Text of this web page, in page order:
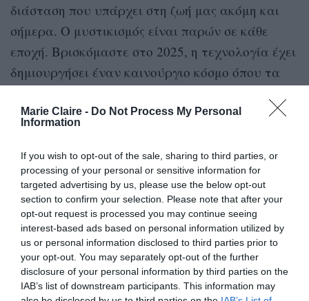
Marie Claire - Do Not Process My Personal
Information
If you wish to opt-out of the sale, sharing to third parties, or
processing of your personal or sensitive information for
targeted advertising by us, please use the below opt-out
section to confirm your selection. Please note that after your
opt-out request is processed you may continue seeing
interest-based ads based on personal information utilized by
us or personal information disclosed to third parties prior to
your opt-out. You may separately opt-out of the further
disclosure of your personal information by third parties on the
IAB’s list of downstream participants. This information may
διάσταση που υπάρχει στη ζωή μας ακόμη και
σήμερα. Ο μυστικισμός είναι παρών σε κάθε
εποχή. Βρισκόμαστε στο 2025, η τεχνολογία έχει
δημιουργήσει έναν καινούργιο κόσμο όπου τα
άνθρωποι εξακολουθούν να έχουν τις ίδιες
θρησκεία, η φιλοσοφία, η επιστήμη και η τέχνη
δεν έπαψαν να ασχολούνται με αυτά τα
θέματα.
Ο κεντρικός ήρωάς σου, ο Αντρέας, έρχεται
από το προηγούμενο βιβλίο σου,Από το
μπαλκόνι να φύγεις. Γιατί τον διάλεξες και
του έδωσες πρωταγωνιστικό ρόλο αυτή τη